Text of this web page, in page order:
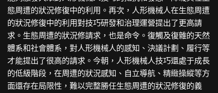
態周遭的狀況修復中的利用。再次，人形機械人在生態周遭
的狀況修復中的利用對技巧研發和治理運營提出了更高請
求。生態周遭的狀況修請求，也是命令。復觸及復雜的天然
體系和社會體系，對人形機械人的感知、決議計劃、履行等
才能提出了很高的請求。今朝，人形機械人技巧還處于成長
的低級階段，在周遭的狀況感知、自立導航、精緻操縱等方
面還存在局限性，難以完整勝任生態周遭的狀況修復的義